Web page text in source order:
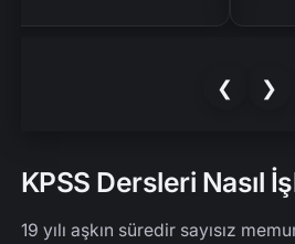
❮ ❯
KPSS Dersleri Nasıl
19 yılı aşkın süredir sayısız